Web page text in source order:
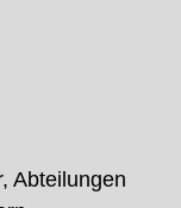
Abteilungen